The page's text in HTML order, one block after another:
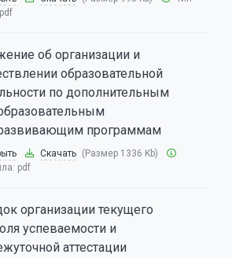
pdf
об организации и
образовательной
по дополнительным
программам
Скачать (Размер 1336 Kb)
pdf
организации текущего
успеваемости и
аттестации